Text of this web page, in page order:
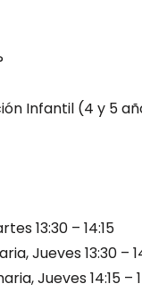
Infantil (4 y 5
13:30 – 14:15
Jueves 13:30 –
Jueves 14:15 –